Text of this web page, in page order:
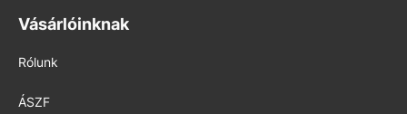
Vásárlóinknak
Rólunk
ÁSZF